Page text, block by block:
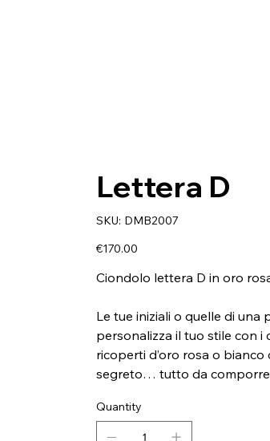
Lettera D
SKU: SKU
DMB2007
DMB2007
Price
€170.00
Ciondolo lettera D in oro
Le tue iniziali o quelle di
personalizza il tuo stile con i
ricoperti d’oro rosa o
segreto… tutto da
Quantity